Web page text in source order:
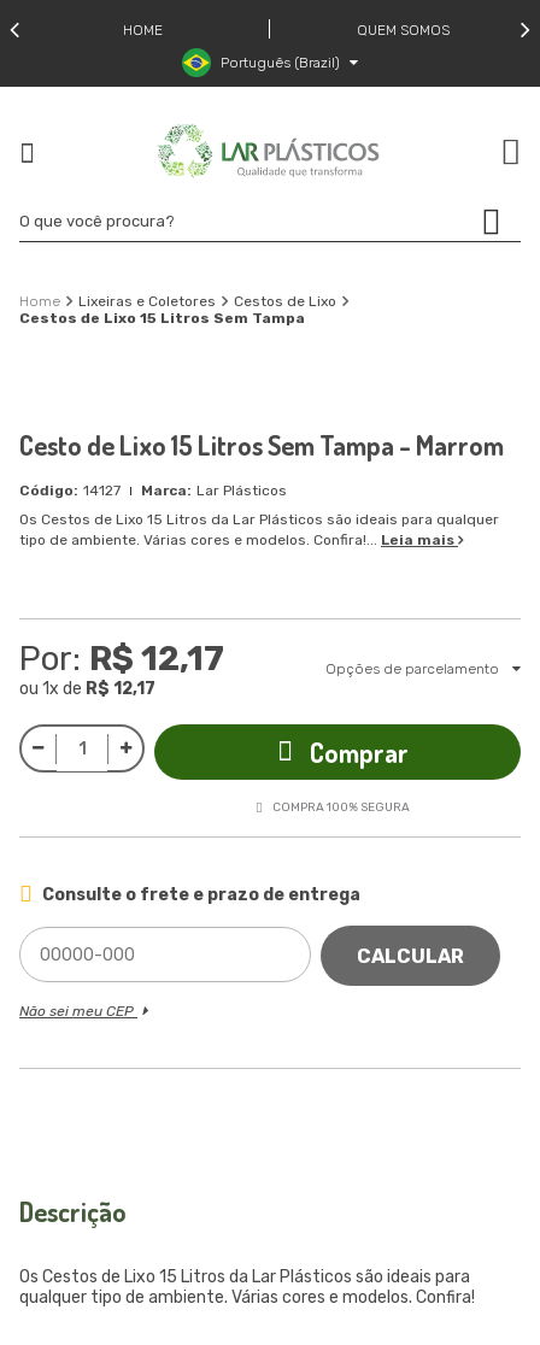
HOME
QUEM SOMOS
Português (Brazil)
Lixeiras e Coletores
Cestos de Lixo
Cestos de Lixo 15 Litros Sem Tampa
Cesto de Lixo 15 Litros Sem Tampa - Marrom
14127
Lar Plásticos
Os Cestos de Lixo 15 Litros da Lar Plásticos são ideais para qualquer
tipo de ambiente. Várias cores e modelos. Confira!... Leia mais
Por: R$ 12,17
ou 1x de R$ 12,17
Opções de parcelamento
Comprar
COMPRA 100% SEGURA
Consulte o frete e prazo de entrega
CALCULAR
Não sei meu CEP
Descrição
Os Cestos de Lixo 15 Litros da Lar Plásticos são ideais para
qualquer tipo de ambiente. Várias cores e modelos. Confira!